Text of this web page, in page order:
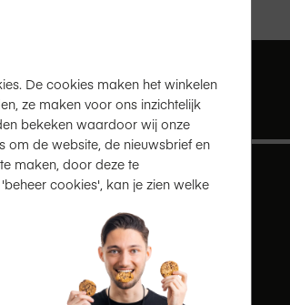
11:00 - 18:00
De cookies maken het winkelen
ze maken voor ons inzichtelijk
bekeken waardoor wij onze
om de website, de nieuwsbrief en
maken, door deze te
cookies', kan je zien welke